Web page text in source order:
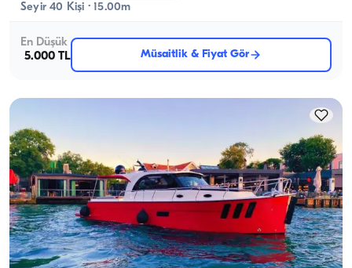
Seyir 40 Kişi · 15.00m
En Düşük
5.000 TL
Müsaitlik & Fiyat Gör